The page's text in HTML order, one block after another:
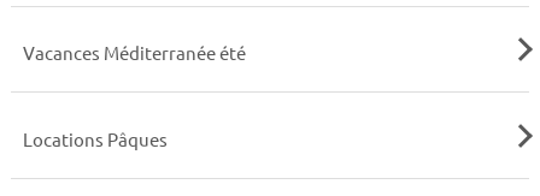
Vacances Méditerranée été
Locations Pâques